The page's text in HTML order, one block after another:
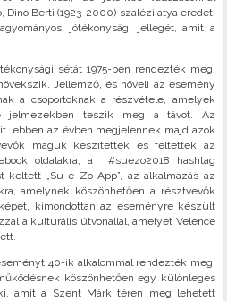
Dino Berti (1923-2000) szalézi atya eredeti
jótékonysági jellegét, amit a
sétát 1975-ben rendezték meg,
Jellemző, és növeli az esemény
a csoportoknak a részvétele, amelyek
jelmezekben teszik meg a távot. Az
ebben az évben megjelennek majd azok
maguk készítettek és feltettek az
oldalakra, a #suezo2018 hashtag
keltett „Su e Zo App”, az alkalmazás az
amelynek köszönhetően a résztvevők
kimondottan az eseményre készült
a kulturális útvonallal, amelyet Velence
40-ik alkalommal rendezték meg,
köszönhetően egy különleges
amit a Szent Márk téren meg lehetett